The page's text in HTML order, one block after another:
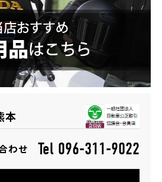
本
わせ Tel 096-311-9022
松戸
蘇我
ふかや花園
奈良